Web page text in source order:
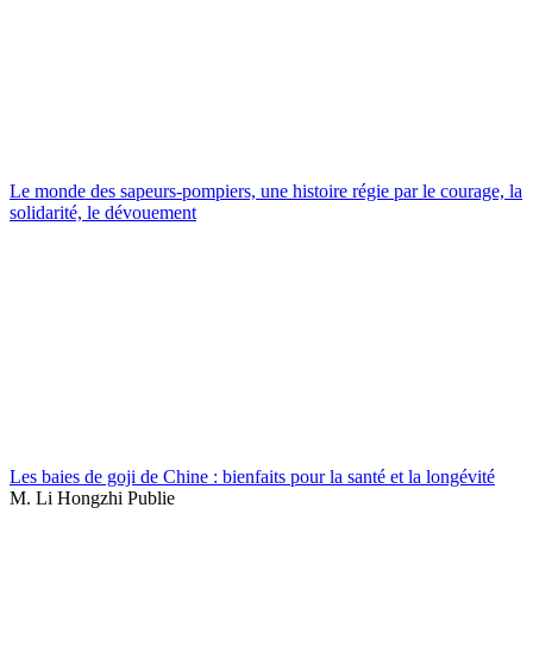
Le monde des sapeurs-pompiers, une histoire régie par le courage, la
solidarité, le dévouement
Les baies de goji de Chine : bienfaits pour la santé et la longévité
M. Li Hongzhi Publie